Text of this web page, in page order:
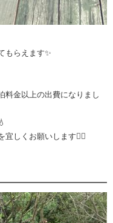
もらえます✨
料金以上の出費になりまし
宜しくお願いします🙇‍♂️